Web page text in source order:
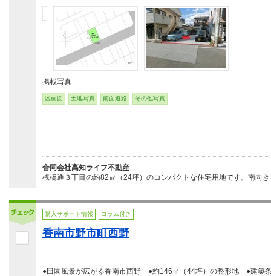
掲載写真
区画図 土地写真 前面道路 その他写真
合同会社高知ライフ不動産
桟橋通３丁目の約82㎡（24坪）のコンパクトな住宅用地です。南向
購入サポート情報 コラム付き
香南市野市町西野
●田園風景が広がる香南市西野 ●約146㎡（44坪）の整形地 ●建築